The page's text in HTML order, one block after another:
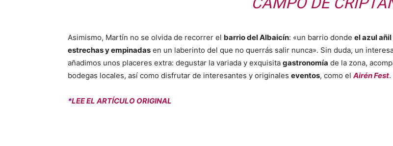
Asimismo, Martín no se olvida de recorrer el barrio del Albaicín: «un barrio donde el azul
estrechas y empinadas en un laberinto del que no querrás salir nunca». Sin duda, un
añadimos unos placeres extra: degustar la variada y exquisita gastronomía de la zona,
bodegas locales, así como disfrutar de interesantes y originales eventos, como elAirén Fest.
*LEE EL ARTÍCULO ORIGINAL